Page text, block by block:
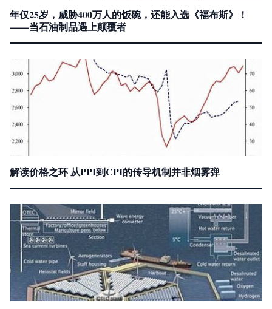
年仅25岁，威胁400万人的饭碗，还能入选《福布斯》！
——当石油制品遇上颠覆者
解读价格之环 从PPI到CPI的传导机制并非烟雾弹